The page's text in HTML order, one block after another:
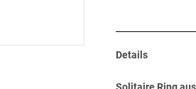
Details